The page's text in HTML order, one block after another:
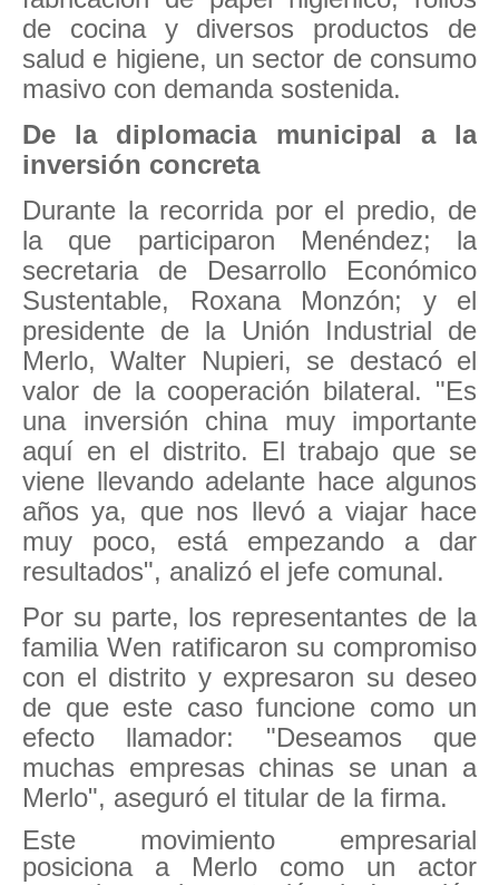
de cocina y diversos productos de
salud e higiene, un sector de consumo
masivo con demanda sostenida.
De la diplomacia municipal a la
inversión concreta
Durante la recorrida por el predio, de
la que participaron Menéndez; la
secretaria de Desarrollo Económico
Sustentable, Roxana Monzón; y el
presidente de la Unión Industrial de
Merlo, Walter Nupieri, se destacó el
valor de la cooperación bilateral. "Es
una inversión china muy importante
aquí en el distrito. El trabajo que se
viene llevando adelante hace algunos
años ya, que nos llevó a viajar hace
muy poco, está empezando a dar
resultados", analizó el jefe comunal.
Por su parte, los representantes de la
familia Wen ratificaron su compromiso
con el distrito y expresaron su deseo
de que este caso funcione como un
efecto llamador: "Deseamos que
muchas empresas chinas se unan a
Merlo", aseguró el titular de la firma.
Este movimiento empresarial
posiciona a Merlo como un actor